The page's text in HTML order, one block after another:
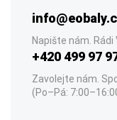
Napište nám.
+420 499 97
Zavolejte nám.
(Po–Pá: